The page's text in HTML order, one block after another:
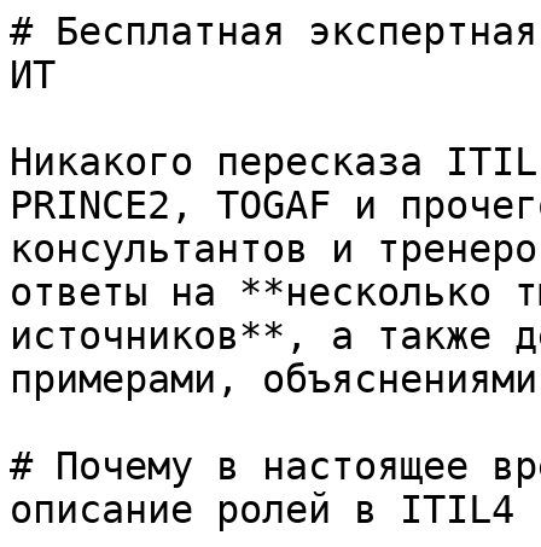
# Бесплатная
ИТ
Никакого пересказа
PRINCE2, TOGAF и
консультантов и
ответы на **несколько
источников**, а также
примерами,
# Почему в настоящее
описание ролей в ITIL4